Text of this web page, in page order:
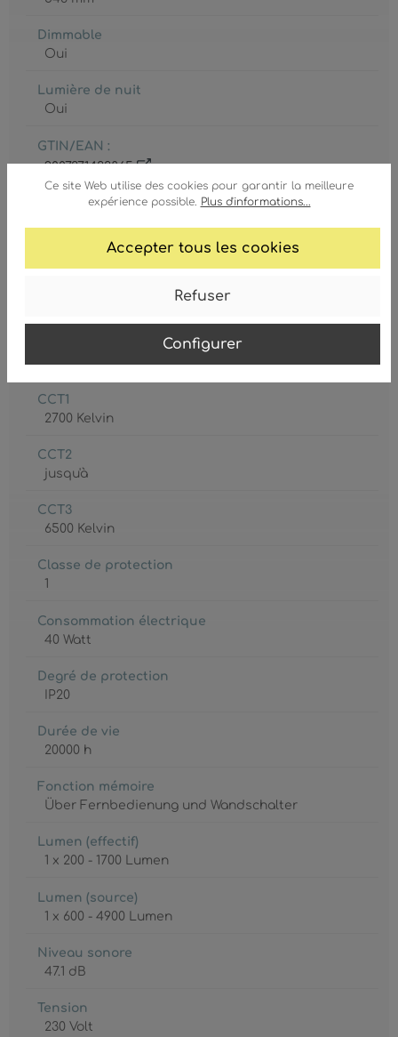
Ce site Web utilise des cookies pour garantir la meilleure
expérience possible. Plus d'informations...
Accepter tous les cookies
Refuser
Configurer
Dimmable
Oui
Lumière de nuit
Oui
GTIN/EAN :
9007371433865
Oui
CCT1
2700 Kelvin
CCT2
jusqu'à
CCT3
6500 Kelvin
Classe de protection
1
Consommation électrique
40 Watt
Degré de protection
IP20
Durée de vie
20000 h
Fonction mémoire
Über Fernbedienung und Wandschalter
Lumen (effectif)
1 x 200 - 1700 Lumen
Lumen (source)
1 x 600 - 4900 Lumen
Niveau sonore
47.1 dB
Tension
230 Volt